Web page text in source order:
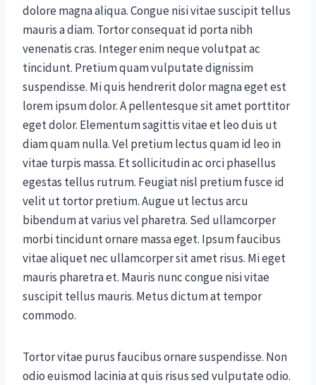
dolore magna aliqua. Congue nisi vitae suscipit tellus
mauris a diam. Tortor consequat id porta nibh
venenatis cras. Integer enim neque volutpat ac
tincidunt. Pretium quam vulputate dignissim
suspendisse. Mi quis hendrerit dolor magna eget est
lorem ipsum dolor. A pellentesque sit amet porttitor
eget dolor. Elementum sagittis vitae et leo duis ut
diam quam nulla. Vel pretium lectus quam id leo in
vitae turpis massa. Et sollicitudin ac orci phasellus
egestas tellus rutrum. Feugiat nisl pretium fusce id
velit ut tortor pretium. Augue ut lectus arcu
bibendum at varius vel pharetra. Sed ullamcorper
morbi tincidunt ornare massa eget. Ipsum faucibus
vitae aliquet nec ullamcorper sit amet risus. Mi eget
mauris pharetra et. Mauris nunc congue nisi vitae
suscipit tellus mauris. Metus dictum at tempor
commodo.
Tortor vitae purus faucibus ornare suspendisse. Non
odio euismod lacinia at quis risus sed vulputate odio.